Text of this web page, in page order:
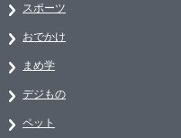
スポーツ
おでかけ
まめ学
デジもの
ペット